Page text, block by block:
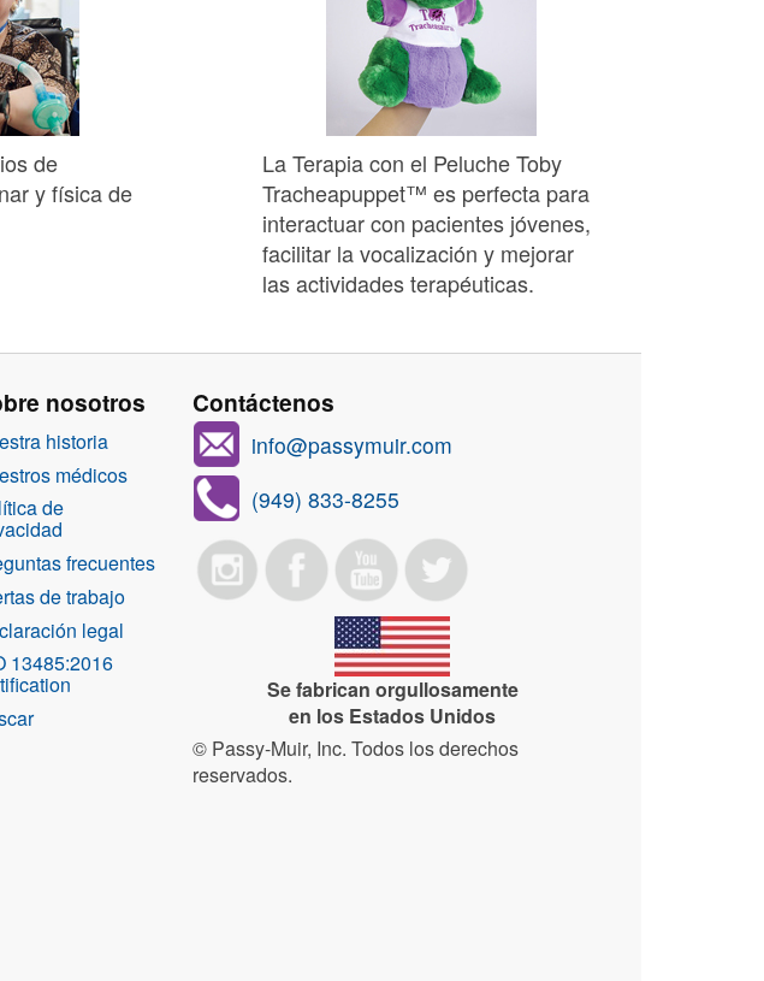
de
y física de
La Terapia con el Peluche Toby
Tracheapuppet™ es perfecta para
interactuar con pacientes jóvenes,
facilitar la vocalización y mejorar
las actividades terapéuticas.
nosotros
historia
médicos
de
frecuentes
de trabajo
legal
13485:2016
Contáctenos
info@passymuir.com
(949) 833-8255
Se fabrican orgullosamente
en los Estados Unidos
© Passy-Muir, Inc. Todos los derechos
reservados.